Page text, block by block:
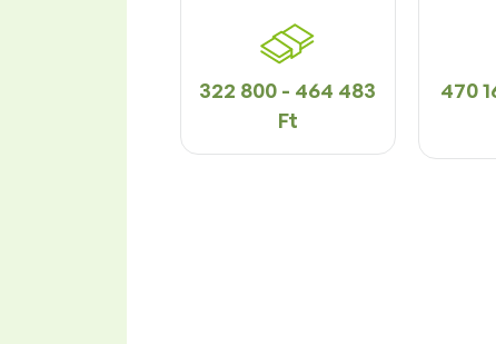
322 800 - 464 483
Ft
470